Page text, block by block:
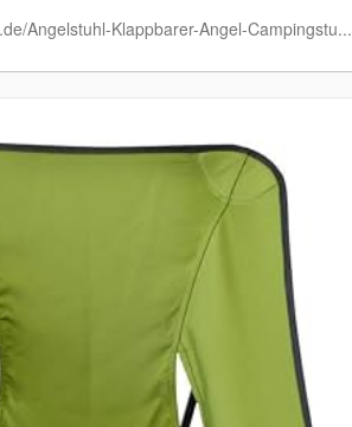
Angelstuhl-Klappbarer-Angel-Campingstu...